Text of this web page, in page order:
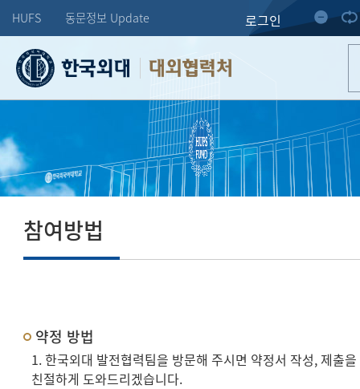
HUFS 동문정보 Update 로그인
대외협력처
참여방법
약정 방법
1. 한국외대 발전협력팀을 방문해 주시면 약정서 작성, 제출을
친절하게 도와드리겠습니다.